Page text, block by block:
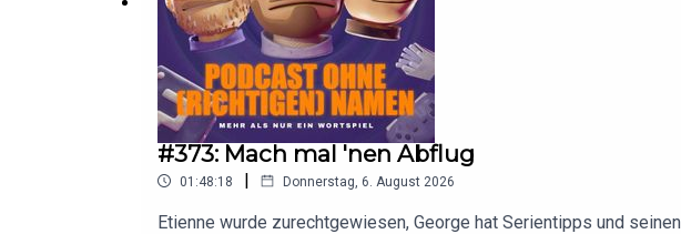
#373: Mach mal 'nen Abflug
01:48:18 | Donnerstag, 6. August 2026
Etienne wurde zurechtgewiesen, George hat Serientipps und